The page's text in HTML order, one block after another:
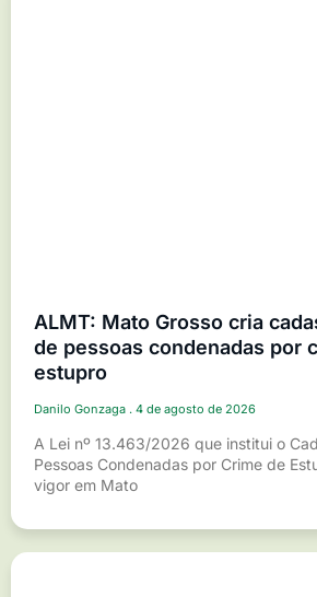
ALMT: Mato Grosso cria
de pessoas condenadas por
estupro
Danilo Gonzaga 4 de agosto de 2026
A Lei nº 13.463/2026 que institui o
Pessoas Condenadas por Crime de
vigor em Mato